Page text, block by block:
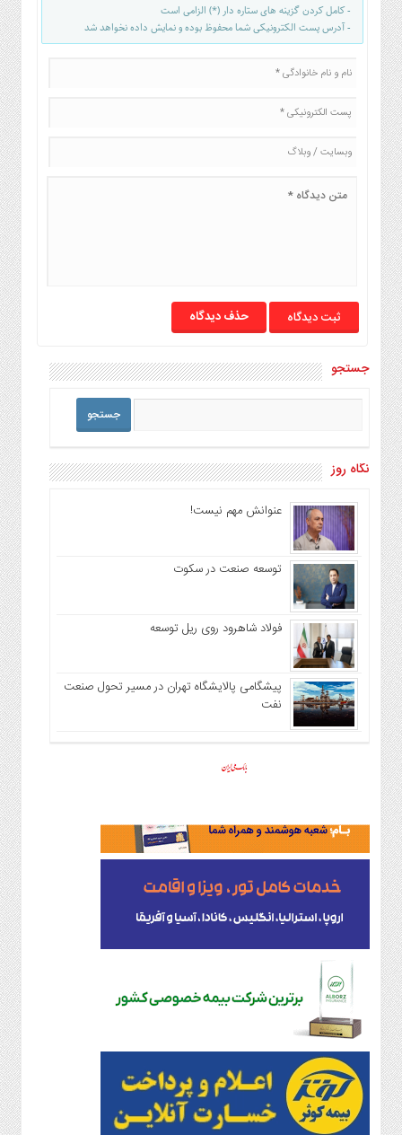
- کامل کردن گزینه های ستاره دار (*) الزامی است
- آدرس پست الکترونیکی شما محفوظ بوده و نمایش داده نخواهد شد
حذف دیدگاه
جستجو
نگاه روز
عنوانش مهم نیست!
توسعه صنعت در سکوت
فولاد شاهرود روی ریل توسعه
پیشگامی پالایشگاه تهران در مسیر تحول صنعت
نفت